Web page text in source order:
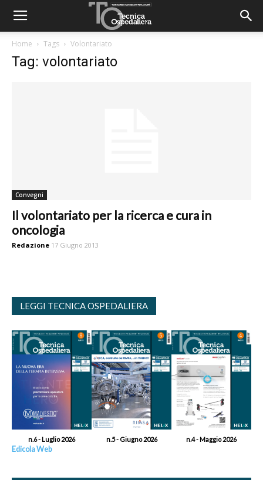
Home Tags Volontariato
Tag: volontariato
Convegni
Il volontariato per la ricerca e cura in
oncologia
Redazione 17 Giugno 2013
LEGGI TECNICA OSPEDALIERA
n.6 - Luglio 2026 n.5 - Giugno 2026 n.4 - Maggio 2026
Edicola Web